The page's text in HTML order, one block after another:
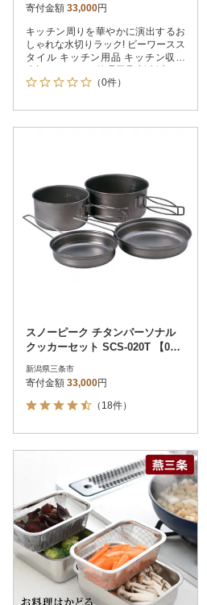
寄付金額 33,000円
キッチン周りを華やかに演出するお
しゃれな水切りラック! ビーワースス
タイル キッチン用品 キッチン収納
（0件）
スノーピーク チタンパーソナル
クッカーセット SCS-020T 【035
新潟県三条市
寄付金額 33,000円
（18件）